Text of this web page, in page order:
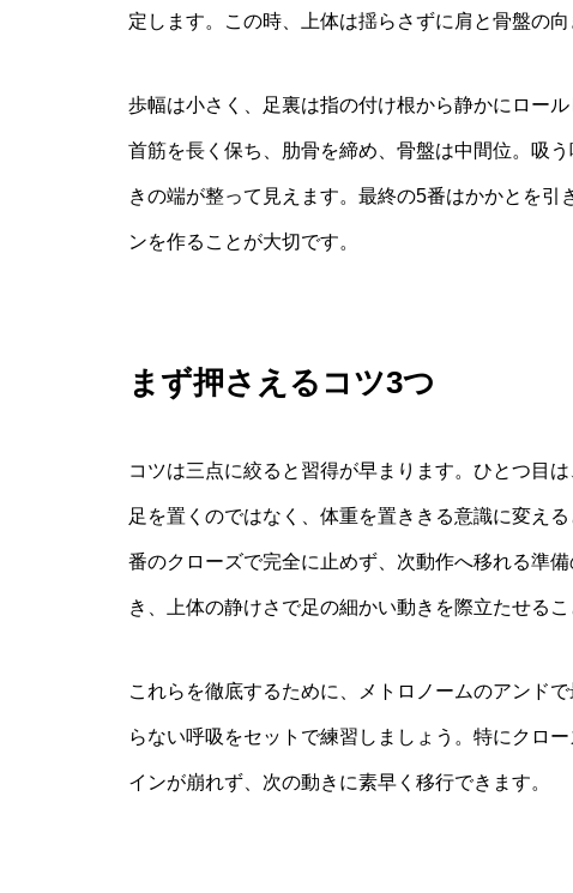
定します。この時、上体は揺らさずに肩と骨盤の
歩幅は小さく、足裏は指の付け根から静かにロー
首筋を長く保ち、肋骨を締め、骨盤は中間位。吸
きの端が整って見えます。最終の5番はかかとを
ンを作ることが大切です。
まず押さえるコツ3つ
コツは三点に絞ると習得が早まります。ひとつ目
足を置くのではなく、体重を置ききる意識に変え
番のクローズで完全に止めず、次動作へ移れる準
き、上体の静けさで足の細かい動きを際立たせるこ
これらを徹底するために、メトロノームのアンド
らない呼吸をセットで練習しましょう。特にクロ
インが崩れず、次の動きに素早く移行できます。